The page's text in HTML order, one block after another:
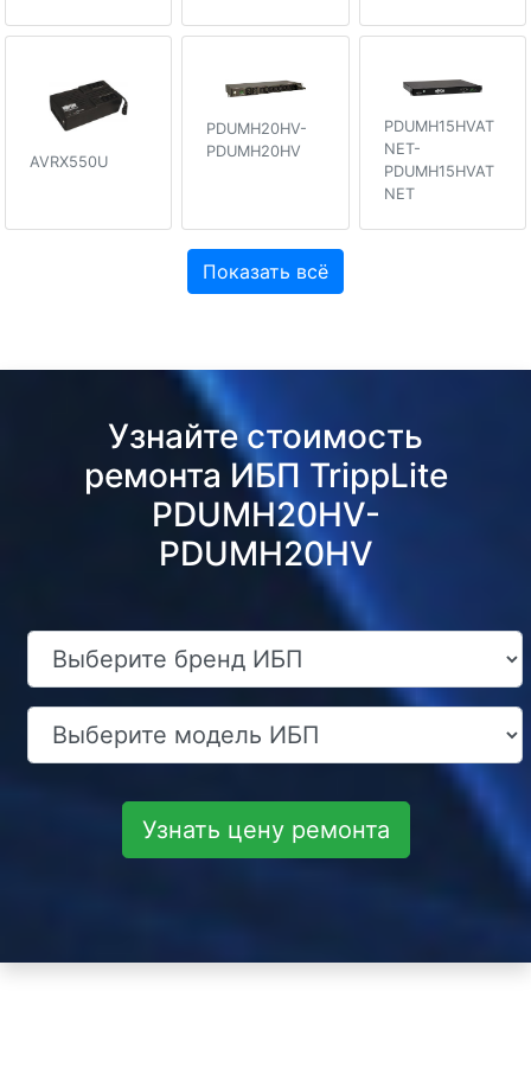
AVRX550U
PDUMH20HV-
PDUMH20HV
PDUMH15HVAT
NET-
PDUMH15HVAT
NET
Показать всё
Узнайте стоимость
ремонта ИБП TrippLite
PDUMH20HV-
PDUMH20HV
Узнать цену ремонта